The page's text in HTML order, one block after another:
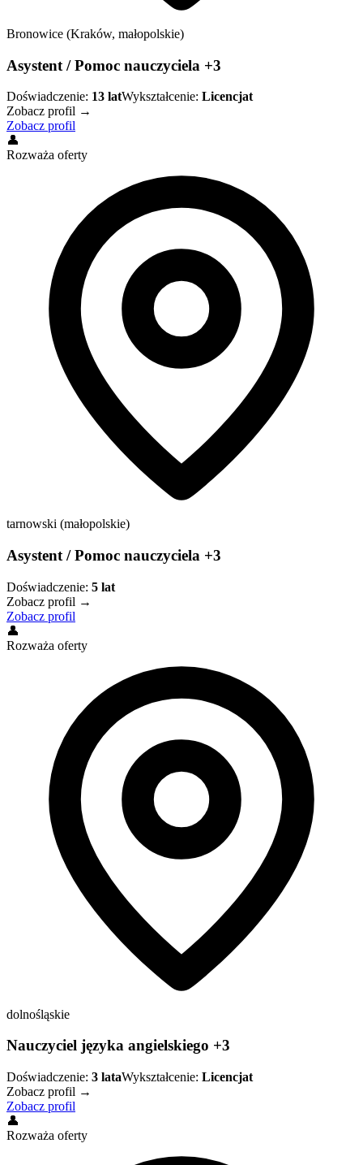
Bronowice (Kraków, małopolskie)
Asystent / Pomoc nauczyciela +3
Doświadczenie: 13 latWykształcenie: Licencjat
Zobacz profil →
Zobacz profil
👤
Rozważa oferty
tarnowski (małopolskie)
Asystent / Pomoc nauczyciela +3
Doświadczenie: 5 lat
Zobacz profil →
Zobacz profil
👤
Rozważa oferty
dolnośląskie
Nauczyciel języka angielskiego +3
Doświadczenie: 3 lataWykształcenie: Licencjat
Zobacz profil →
Zobacz profil
👤
Rozważa oferty